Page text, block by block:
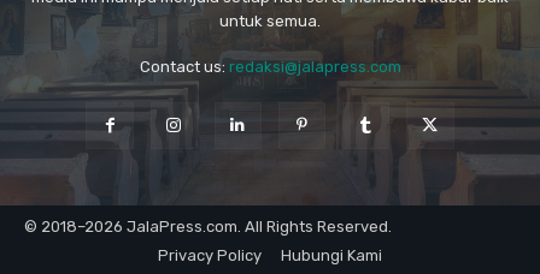
untuk semua.
Contact us: redaksi@jalapress.com
© 2018–2026 JalaPress.com. All Rights Reserved.
Privacy Policy
Hubungi Kami